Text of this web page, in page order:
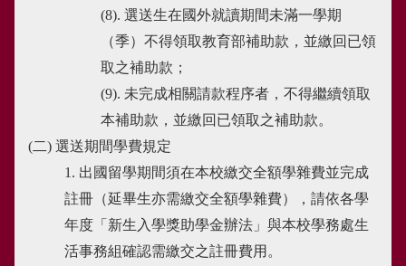
(8). 選送生在國外就讀期間未滿一學期
（季）不得領取教育部補助款，並繳回已領
取之補助款；
(9). 未完成相關請款程序者，不得繼續領取
本補助款，並繳回已領取之補助款。
(二) 選送期間學費規定
1. 出國留學期間須在本校繳交全額學雜費並完成
註冊（延畢生亦需繳交全額學雜費），請依各學
年度「新生入學獎助學金辦法」與本校學務處生
活事務組確認需繳交之註冊費用。